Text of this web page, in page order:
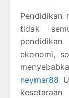
Pendidikan
tidak
ekonomi,
neymar88